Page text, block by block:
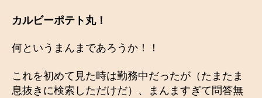
カルビーポテト丸！
何というまんまであろうか！！
これを初めて見た時は勤務中だったが（たまたま
息抜きに検索しただけだ）、まんますぎて問答無